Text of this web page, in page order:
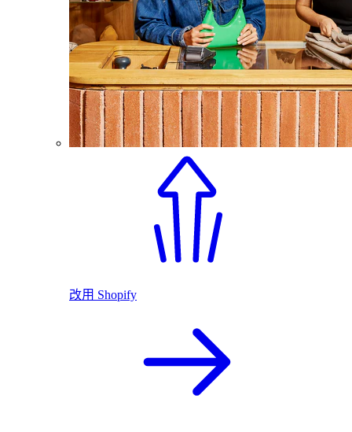
改用 Shopify